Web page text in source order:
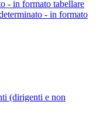
- in formato tabellare
- in formato
(dirigenti e non